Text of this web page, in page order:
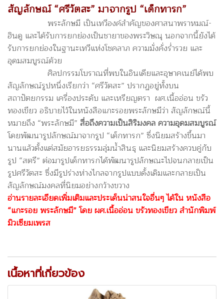
สัญลักษณ์ “ศรีวัตสะ”มาจากรูป “เด็กทารก”
พระลักษมี เป็นเทวีองค์สำคัญของศาสนาพราหมณ์-
ฮินดู และได้รับการยกย่องเป็นชายาของพระวิษณุ นอกจากนี้ยังได้
รับการยกย่องในฐานะเทวีแห่งโชคลาภ ความมั่งคั่งร่ำรวย และ
อุดมสมบูรณ์ด้วย
ศิลปกรรมโบราณที่พบในอินเดียและอุษาคเนย์ได้พบ
สัญลักษณ์รูปหนึ่งเรียกว่า “ศรีวัตสะ” ปรากฏอยู่ทั้งบน
สถาปัตยกรรม เครื่องประดับ และเหรียญตรา ผศ.เนื้ออ่อน ขรัว
ทองเขียว อธิบายไว้ในหนังสือแกะรอยพระลักษมีว่า สัญลักษณ์นี้
หมายถึง “พระลักษมี” สื่อถึงความเป็นสิริมงคล ความอุดมสมบูรณ์
โดยพัฒนารูปลักษณ์มาจากรูป “เด็กทารก” ซึ่งนิยมสร้างขึ้นมา
นานแล้วตั้งแต่สมัยอารยธรรมลุ่มน้ำสินธุ และนิยมสร้างควบคู่กับ
รูป “สตรี” ต่อมารูปเด็กทารกได้พัฒนารูปลักษณะไปจนกลายเป็น
รูปศรีวัตสะ ซึ่งมีรูปร่างห่างไกลจากรูปแบบดั้งเดิมและกลายเป็น
สัญลักษณ์มงคลที่นิยมอย่างกว้างขวาง
อ่านรายละเอียดเพิ่มเติมและประเด็นน่าสนใจอื่นๆ ได้ใน หนังสือ
“แกะรอย พระลักษมี”โดย ผศ.เนื้ออ่อน ขรัวทองเขียว สำนักพิมพ์
มิวเซียมเพรส
เนื้อหาที่เกี่ยวข้อง